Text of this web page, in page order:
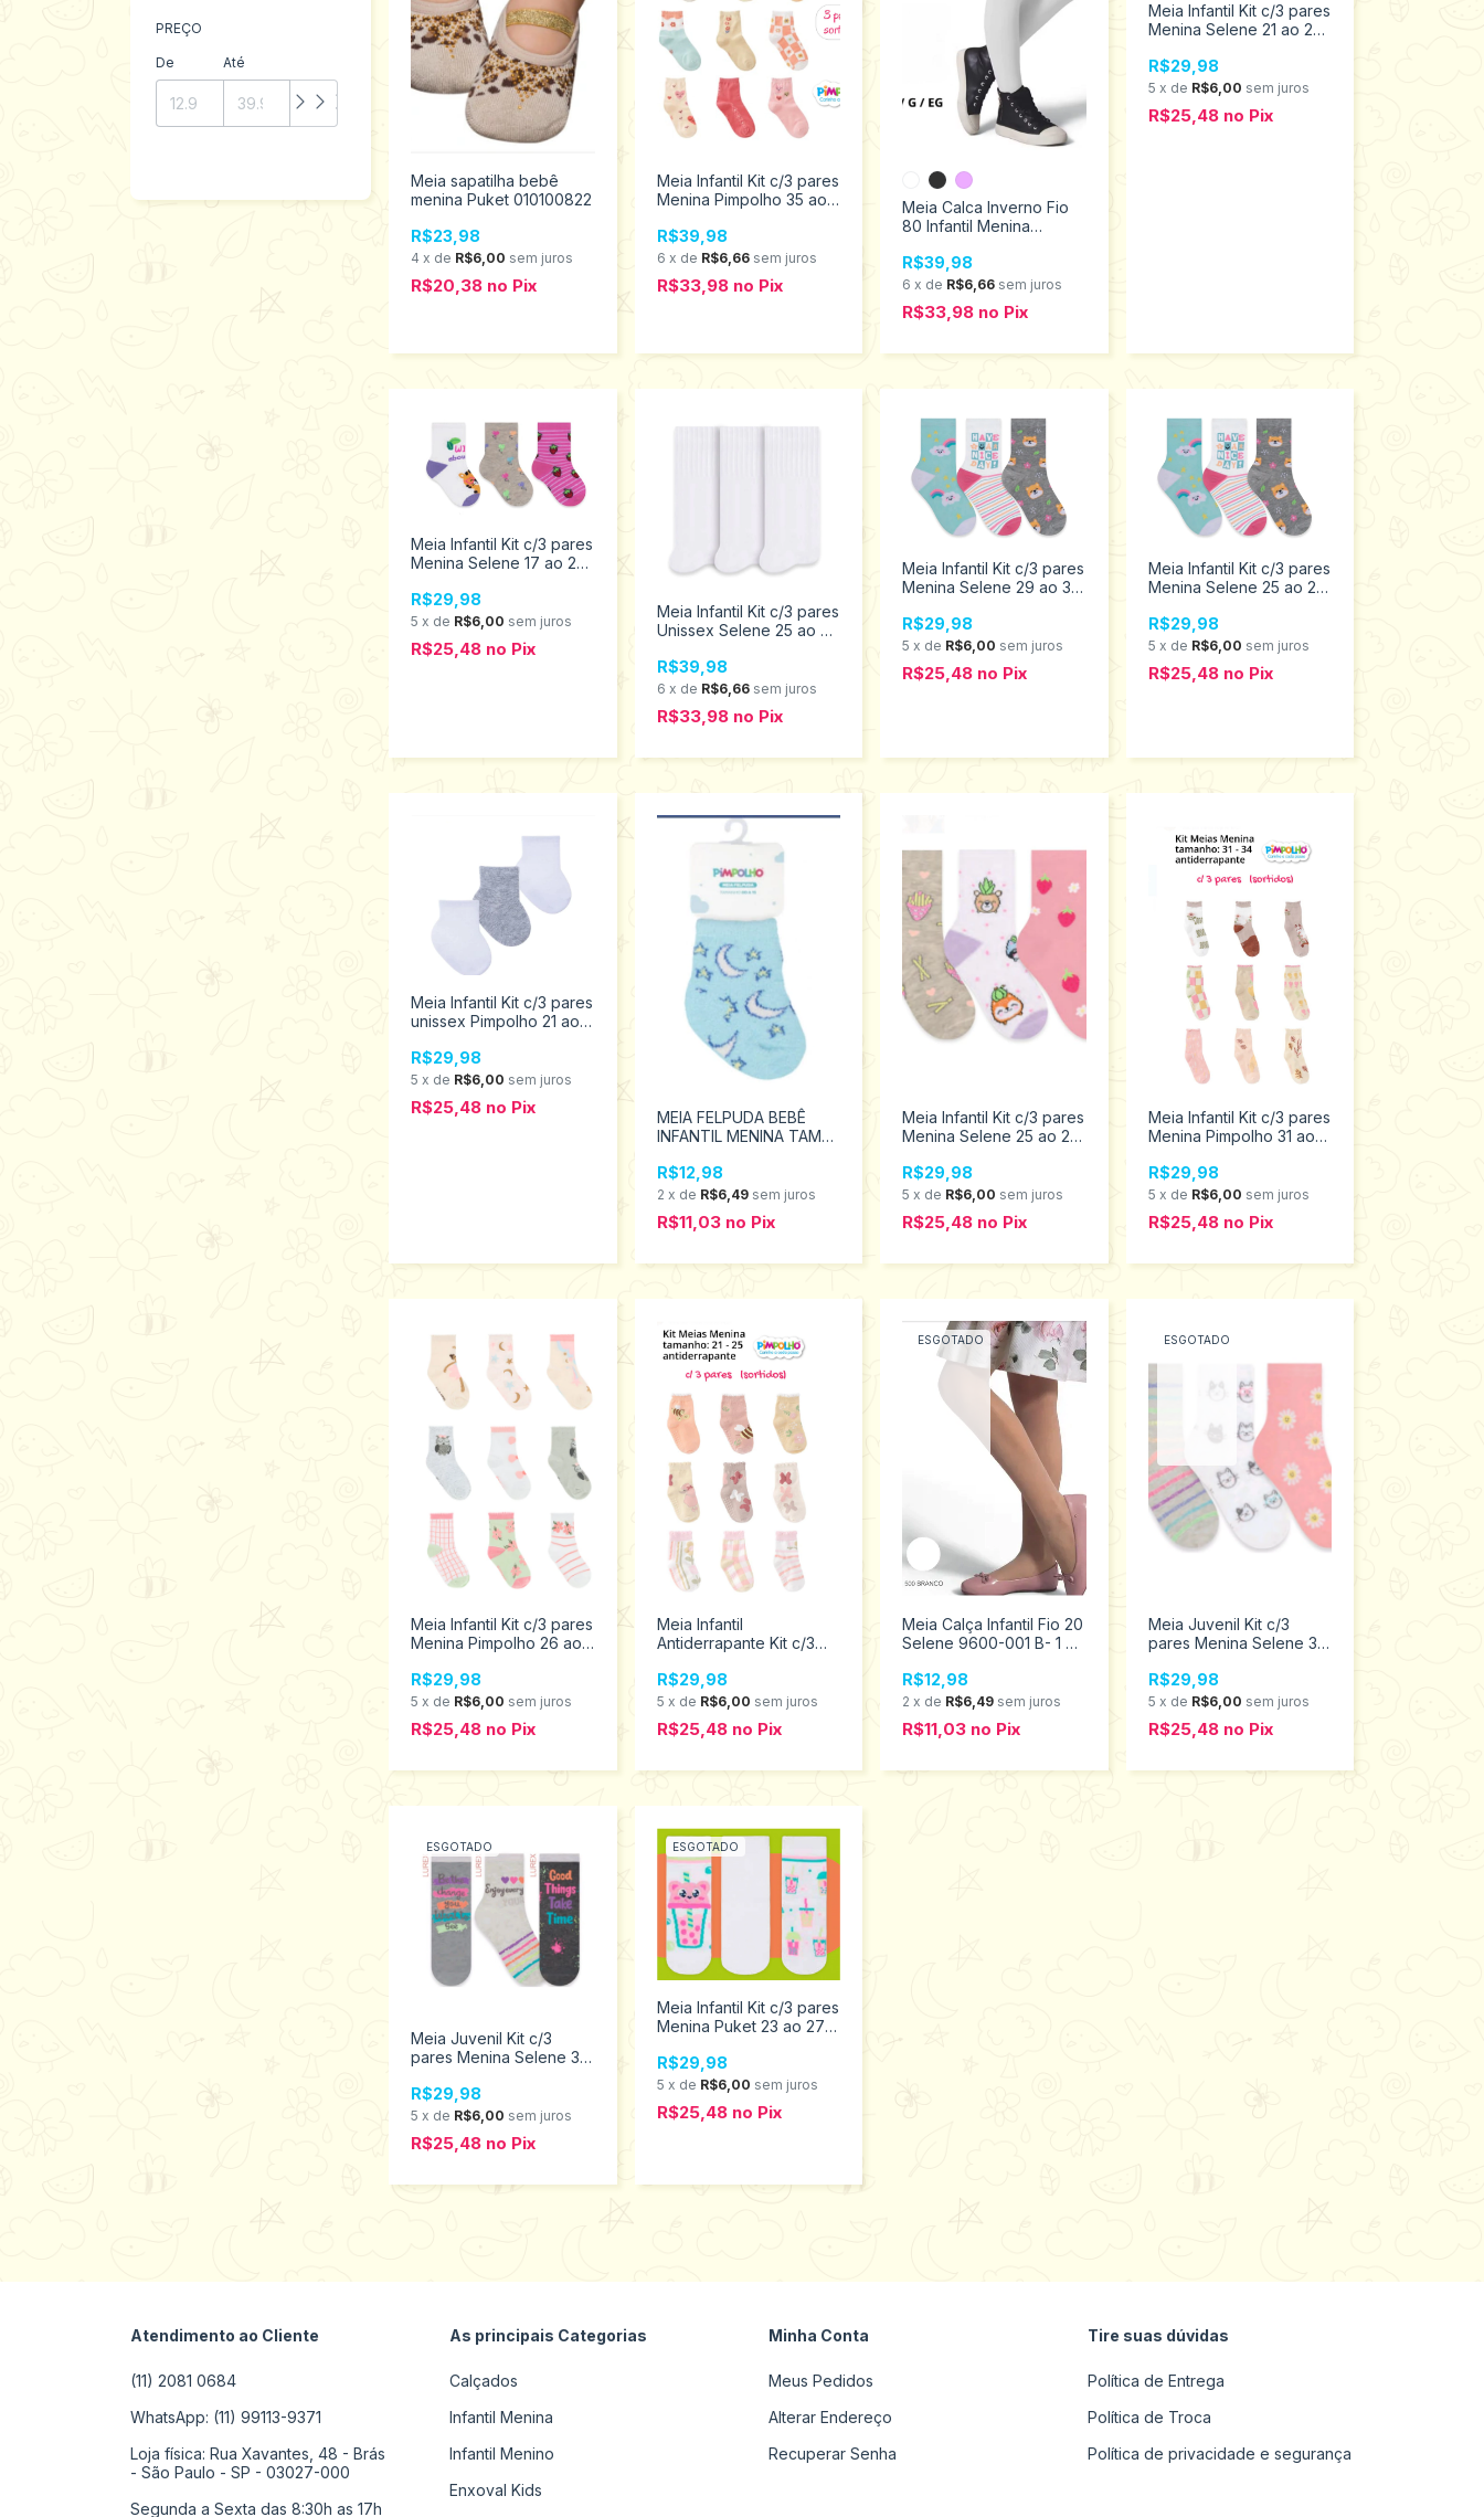
PREÇO
De Até
Meia sapatilha bebê
menina Puket 010100822
R$23,98
4 x de R$6,00 sem juros
R$20,38 no Pix
Meia Infantil Kit c/3 pares
Menina Pimpolho 35 ao
R$39,98
6 x de R$6,66 sem juros
R$33,98 no Pix
Meia Calca Inverno Fio
80 Infantil Menina
GG 9555.002
R$39,98
6 x de R$6,66 sem juros
R$33,98 no Pix
Meia Infantil Kit c/3 pares
Menina Selene 21 ao 24
R$29,98
5 x de R$6,00 sem juros
R$25,48 no Pix
Meia Infantil Kit c/3 pares
Menina Selene 17 ao 20
R$29,98
5 x de R$6,00 sem juros
R$25,48 no Pix
Meia Infantil Kit c/3 pares
Unissex Selene 25 ao 28
R$39,98
6 x de R$6,66 sem juros
R$33,98 no Pix
Meia Infantil Kit c/3 pares
Menina Selene 29 ao 34
R$29,98
5 x de R$6,00 sem juros
R$25,48 no Pix
Meia Infantil Kit c/3 pares
Menina Selene 25 ao 28
R$29,98
5 x de R$6,00 sem juros
R$25,48 no Pix
Meia Infantil Kit c/3 pares
unissex Pimpolho 21 ao
R$29,98
5 x de R$6,00 sem juros
R$25,48 no Pix
MEIA FELPUDA BEBÊ
INFANTIL MENINA TAM
94452
R$12,98
2 x de R$6,49 sem juros
R$11,03 no Pix
Meia Infantil Kit c/3 pares
Menina Selene 25 ao 28
R$29,98
5 x de R$6,00 sem juros
R$25,48 no Pix
Meia Infantil Kit c/3 pares
Menina Pimpolho 31 ao
R$29,98
5 x de R$6,00 sem juros
R$25,48 no Pix
Meia Infantil Kit c/3 pares
Menina Pimpolho 26 ao
R$29,98
5 x de R$6,00 sem juros
R$25,48 no Pix
Meia Infantil
Antiderrapante Kit c/3
21 ao 25
0300617/300792
R$29,98
5 x de R$6,00 sem juros
R$25,48 no Pix
ESGOTADO
Meia Calça Infantil Fio 20
Selene 9600-001 B- 1 a
R$12,98
2 x de R$6,49 sem juros
R$11,03 no Pix
ESGOTADO
Meia Juvenil Kit c/3
pares Menina Selene 34
R$29,98
5 x de R$6,00 sem juros
R$25,48 no Pix
ESGOTADO
Meia Juvenil Kit c/3
pares Menina Selene 34
R$29,98
5 x de R$6,00 sem juros
R$25,48 no Pix
ESGOTADO
Meia Infantil Kit c/3 pares
Menina Puket 23 ao 27
R$29,98
5 x de R$6,00 sem juros
R$25,48 no Pix
Atendimento ao Cliente
(11) 2081 0684
WhatsApp: (11) 99113-9371
Loja física: Rua Xavantes, 48 - Brás
- São Paulo - SP - 03027-000
Segunda a Sexta das 8:30h as 17h
As principais Categorias
Calçados
Infantil Menina
Infantil Menino
Enxoval Kids
Minha Conta
Meus Pedidos
Alterar Endereço
Recuperar Senha
Tire suas dúvidas
Política de Entrega
Política de Troca
Política de privacidade e segurança